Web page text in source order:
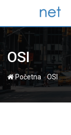
content
OSI
Početna -OSI